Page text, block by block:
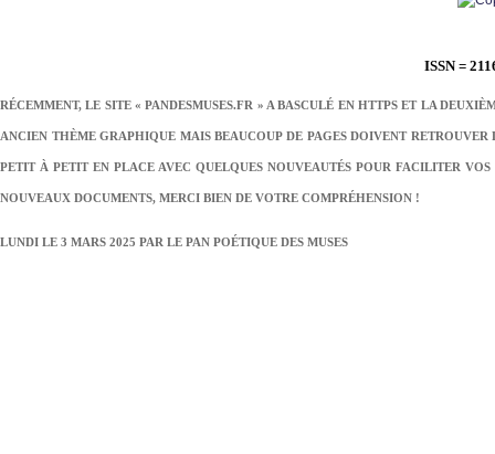
ISSN =
RÉCEMMENT, LE SITE « PANDESMUSES.FR » A BASCULÉ EN HTTPS ET LA
ANCIEN THÈME GRAPHIQUE MAIS BEAUCOUP DE PAGES DOIVENT
PETIT À PETIT EN PLACE AVEC QUELQUES NOUVEAUTÉS POUR FACILITER
NOUVEAUX DOCUMENTS, MERCI BIEN DE VOTRE COMPRÉHENSION !
LUNDI LE 3 MARS 2025 PAR LE PAN POÉTIQUE DES MUSES